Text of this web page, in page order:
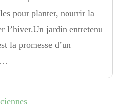
pour planter, nourrir la
l’hiver.Un jardin entretenu
la promesse d’un